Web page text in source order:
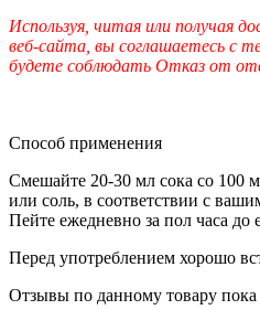
Используя, читая или получая
веб-сайта, вы соглашаетесь с
будете соблюдать Отказ от
Способ применения
Смешайте 20-30 мл сока со 100
или соль, в соответствии с
Пейте ежедневно за пол часа до
Перед употреблением хорошо
Отзывы по данному товару пока